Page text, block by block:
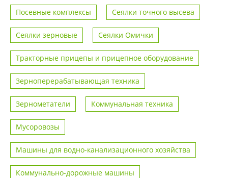
Посевные комплексы Сеялки точного высева
Сеялки зерновые Сеялки Омички
Тракторные прицепы и прицепное оборудование
Зерноперерабатывающая техника
Зернометатели Коммунальная техника
Мусоровозы
Машины для водно-канализационного хозяйства
Коммунально-дорожные машины